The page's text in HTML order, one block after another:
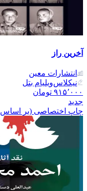
آخرین راز
انتشارات معین
نیکلاس‌ویلیام بتل
۹۱۵٬۰۰۰ تومان
جدید
چاپ اختصاصی (بر اساس POD)